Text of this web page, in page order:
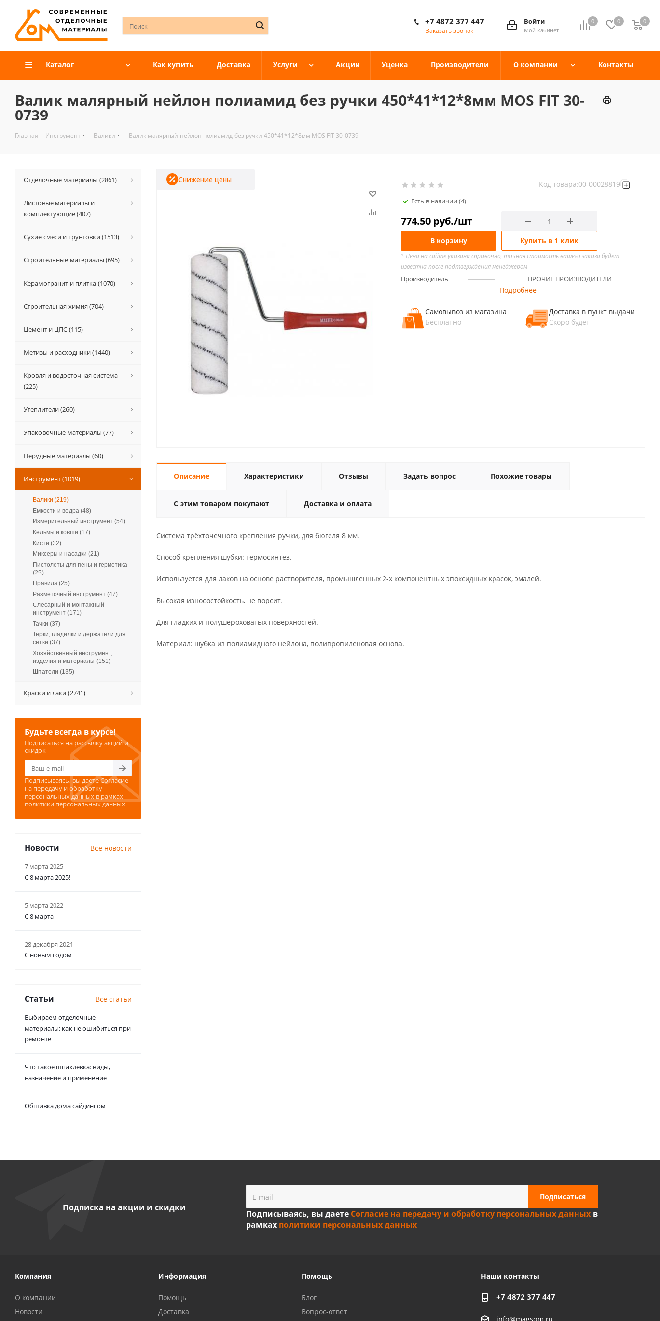
0 0 0
Войти
Мой кабинет
+7 4872 377 447
Заказать звонок
Каталог Как купить Доставка Услуги Акции Уценка Производители О компании Контакты
Валик малярный нейлон полиамид без ручки 450*41*12*8мм MOS FIT 30-
0739
Главная - Инструмент - Валики - Валик малярный нейлон полиамид без ручки 450*41*12*8мм MOS FIT 30-0739
Есть в наличии (4)
Код товара:00-00028819
774.50 руб./шт
Снижение цены
В корзину Купить в 1 клик
* Цена на сайте указана справочно, точная стоимость вашего заказа будет
известна после подтверждения менеджером
Производитель ПРОЧИЕ ПРОИЗВОДИТЕЛИ
Подробнее
Самовывоз из магазина
Бесплатно
Доставка в пункт выдачи
Скоро будет
Описание Характеристики Отзывы Задать вопрос Похожие товары
С этим товаром покупают Доставка и оплата
Система трёхточечного крепления ручки, для бюгеля 8 мм.
Способ крепления шубки: термосинтез.
Используется для лаков на основе растворителя, промышленных 2-х компонентных эпоксидных красок, эмалей.
Высокая износостойкость, не ворсит.
Для гладких и полушероховатых поверхностей.
Материал: шубка из полиамидного нейлона, полипропиленовая основа.
Отделочные материалы (2861)
Листовые материалы и
комплектующие (407)
Сухие смеси и грунтовки (1513)
Строительные материалы (695)
Керамогранит и плитка (1070)
Строительная химия (704)
Цемент и ЦПС (115)
Метизы и расходники (1440)
Кровля и водосточная система
(225)
Утеплители (260)
Упаковочные материалы (77)
Нерудные материалы (60)
Инструмент (1019)
Валики (219)
Емкости и ведра (48)
Измерительный инструмент (54)
Кельмы и ковши (17)
Кисти (32)
Миксеры и насадки (21)
Пистолеты для пены и герметика
(25)
Правила (25)
Разметочный инструмент (47)
Слесарный и монтажный
инструмент (171)
Тачки (37)
Терки, гладилки и держатели для
сетки (37)
Хозяйственный инструмент,
изделия и материалы (151)
Шпатели (135)
Краски и лаки (2741)
Будьте всегда в курсе!
Подписаться на рассылку акций и
скидок
Подписываясь, вы даетеСогласие
на передачу и обработку
персональных данных в рамках
политики персональных данных
Новости Все новости
7 марта 2025
С 8 марта 2025!
5 марта 2022
С 8 марта
28 декабря 2021
С новым годом
Статьи Все статьи
Выбираем отделочные
материалы: как не ошибиться при
ремонте
Что такое шпаклевка: виды,
назначение и применение
Обшивка дома сайдингом
Подписка на акции и скидки
Подписываясь, вы даете Согласие на передачу и обработку персональных данныхв
рамках политики персональных данных
Компания
О компании
Новости
Информация
Помощь
Доставка
Помощь
Блог
Вопрос-ответ
Наши контакты
+7 4872 377 447
info@magsom.ru